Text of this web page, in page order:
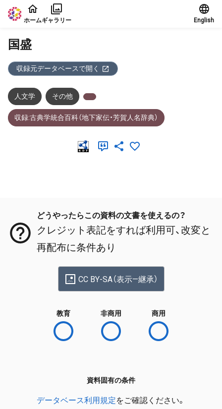
本文に飛ぶ
ホームギャラリー English
国盛
収録元データベースで開く
人文学 その他
収録:古典学統合百科（地下家伝・芳賀人名辞典）
どうやったらこの資料の文書を使えるの？
クレジット表記をすれば利用可、改変と
再配布に条件あり
CC BY-SA（表示—継承）
教育 非商用 商用
資料固有の条件
データベース利用規定をご確認ください。